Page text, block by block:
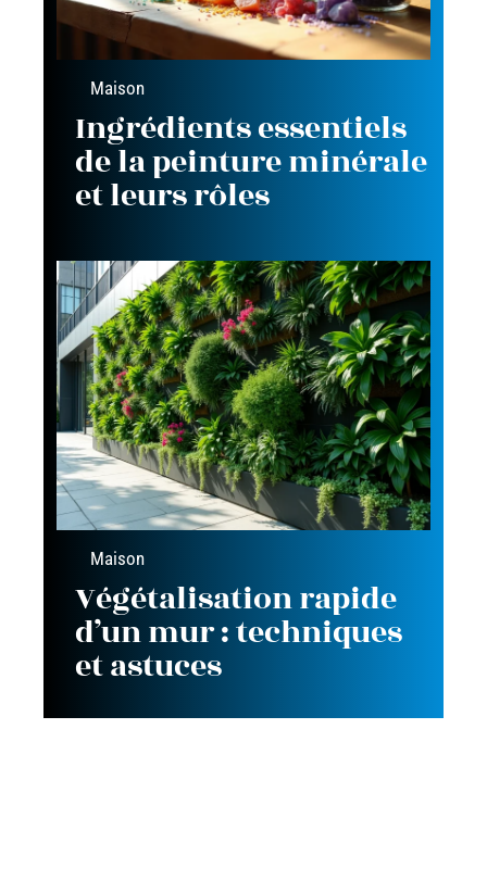
Maison
Ingrédients essentiels
de la peinture minérale
et leurs rôles
Maison
Végétalisation rapide
d’un mur : techniques
et astuces